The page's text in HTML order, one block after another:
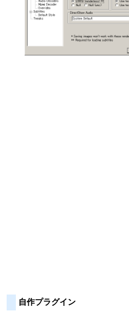
自作プラグイン